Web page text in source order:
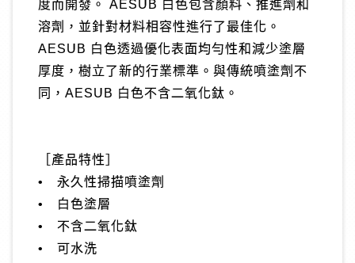
度而開發。 AESUB 白色包含顏料、推進劑和
溶劑，並針對材料相容性進行了最佳化。
AESUB 白色透過優化表面均勻性和減少塗層
厚度，樹立了新的行業標準。與傳統噴塗劑不
同，AESUB 白色不含二氧化鈦。
［產品特性］
• 永久性掃描噴塗劑
• 白色塗層
• 不含二氧化鈦
• 可水洗